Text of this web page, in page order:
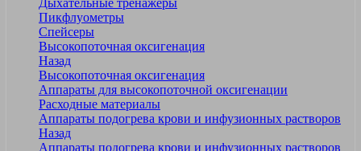
Дыхательные тренажеры
Пикфлуометры
Спейсеры
Высокопоточная оксигенация
Назад
Высокопоточная оксигенация
Аппараты для высокопоточной оксигенации
Расходные материалы
Аппараты подогрева крови и инфузионных растворов
Назад
Аппараты подогрева крови и инфузионных растворов